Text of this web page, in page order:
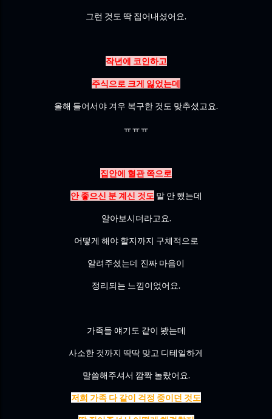
그런 것도 딱 집어내셨어요.
작년에 코인하고
주식으로 크게 잃었는데
올해 들어서야 겨우 복구한 것도 맞추셨고요.
ㅠㅠㅠ
집안에 혈관 쪽으로
안 좋으신 분 계신 것도 말 안 했는데
알아보시더라고요.
어떻게 해야 할지까지 구체적으로
알려주셨는데 진짜 마음이
정리되는 느낌이었어요.
가족들 얘기도 같이 봤는데
사소한 것까지 딱딱 맞고 디테일하게
말씀해주셔서 깜짝 놀랐어요.
저희 가족 다 같이 걱정 중이던 것도